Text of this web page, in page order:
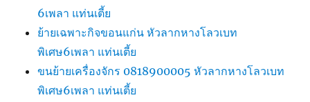
6เพลา แท่นเตี้ย
ย้ายเฉพาะกิจขอนแก่น หัวลากหางโลวเบท
พิเศษ6เพลา แท่นเตี้ย
ขนย้ายเครื่องจักร 0818900005 หัวลากหางโลวเบท
พิเศษ6เพลา แท่นเตี้ย